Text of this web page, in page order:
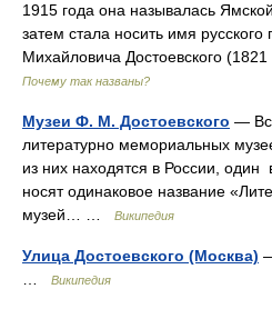
1915 года она называлась
затем стала носить имя
Михайловича Достоевского
Почему так названы?
Музеи Ф. М. Достоевского —
литературно мемориальных
из них находятся в России, один
носят одинаковое название
музей… …
Википедия
Улица Достоевского (Москва)
Википедия